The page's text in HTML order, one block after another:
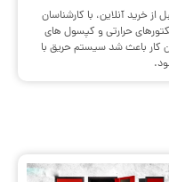
خرید آنلاین، با کارشناسان
حرارتی و کپسول های
کار باعث شد سیستم حریق با